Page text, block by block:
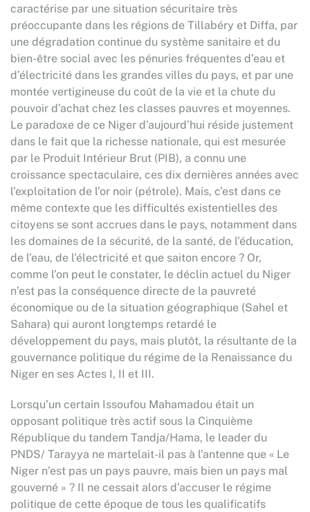
caractérise par une situation sécuritaire très
préoccupante dans les régions de Tillabéry et Diffa, par
une dégradation continue du système sanitaire et du
bien-être social avec les pénuries fréquentes d’eau et
d’électricité dans les grandes villes du pays, et par une
montée vertigineuse du coût de la vie et la chute du
pouvoir d’achat chez les classes pauvres et moyennes.
Le paradoxe de ce Niger d’aujourd’hui réside justement
dans le fait que la richesse nationale, qui est mesurée
par le Produit Intérieur Brut (PIB), a connu une
croissance spectaculaire, ces dix dernières années avec
l’exploitation de l’or noir (pétrole). Mais, c’est dans ce
même contexte que les difficultés existentielles des
citoyens se sont accrues dans le pays, notamment dans
les domaines de la sécurité, de la santé, de l’éducation,
de l’eau, de l’électricité et que saiton encore ? Or,
comme l’on peut le constater, le déclin actuel du Niger
n’est pas la conséquence directe de la pauvreté
économique ou de la situation géographique (Sahel et
Sahara) qui auront longtemps retardé le
développement du pays, mais plutôt, la résultante de la
gouvernance politique du régime de la Renaissance du
Niger en ses Actes I, II et III.
Lorsqu’un certain Issoufou Mahamadou était un
opposant politique très actif sous la Cinquième
République du tandem Tandja/Hama, le leader du
PNDS/ Tarayya ne martelait-il pas à l’antenne que « Le
Niger n’est pas un pays pauvre, mais bien un pays mal
gouverné » ? Il ne cessait alors d’accuser le régime
politique de cette époque de tous les qualificatifs